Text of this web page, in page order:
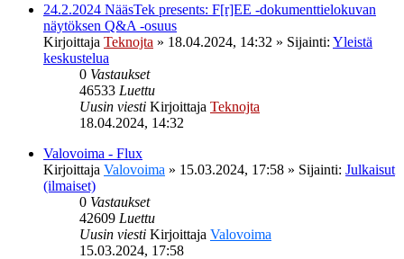
24.2.2024 NääsTek presents: F[r]EE -dokumenttielokuvan
näytöksen Q&A -osuus
Kirjoittaja Teknojta » 18.04.2024, 14:32 » Sijainti: Yleistä
keskustelua
0 Vastaukset
46533 Luettu
Uusin viesti Kirjoittaja Teknojta
18.04.2024, 14:32
Valovoima - Flux
Kirjoittaja Valovoima » 15.03.2024, 17:58 » Sijainti: Julkaisut
(ilmaiset)
0 Vastaukset
42609 Luettu
Uusin viesti Kirjoittaja Valovoima
15.03.2024, 17:58